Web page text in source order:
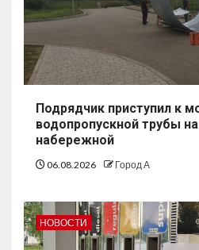
Подрядчик приступил к
водопропускной трубы
набережной
06.08.2026 Город А
НОВОСТИ